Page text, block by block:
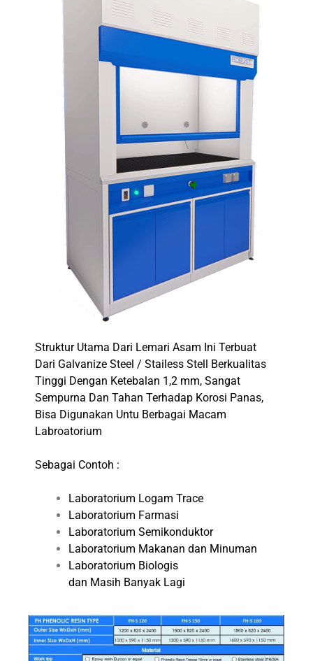
Struktur Utama Dari Lemari Asam Ini Terbuat
Dari Galvanize Steel / Stailess Stell Berkualitas
Tinggi Dengan Ketebalan 1,2 mm, Sangat
Sempurna Dan Tahan Terhadap Korosi Panas,
Bisa Digunakan Untu Berbagai Macam
Labroatorium
Sebagai Contoh :
Laboratorium Logam Trace
Laboratorium Farmasi
Laboratorium Semikonduktor
Laboratorium Makanan dan Minuman
Laboratorium Biologis
dan Masih Banyak Lagi